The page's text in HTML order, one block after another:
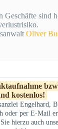
Geschäfte sind
Oliver
kostenlos!
Engelhard,
oder per E-Mail
hierzu auch